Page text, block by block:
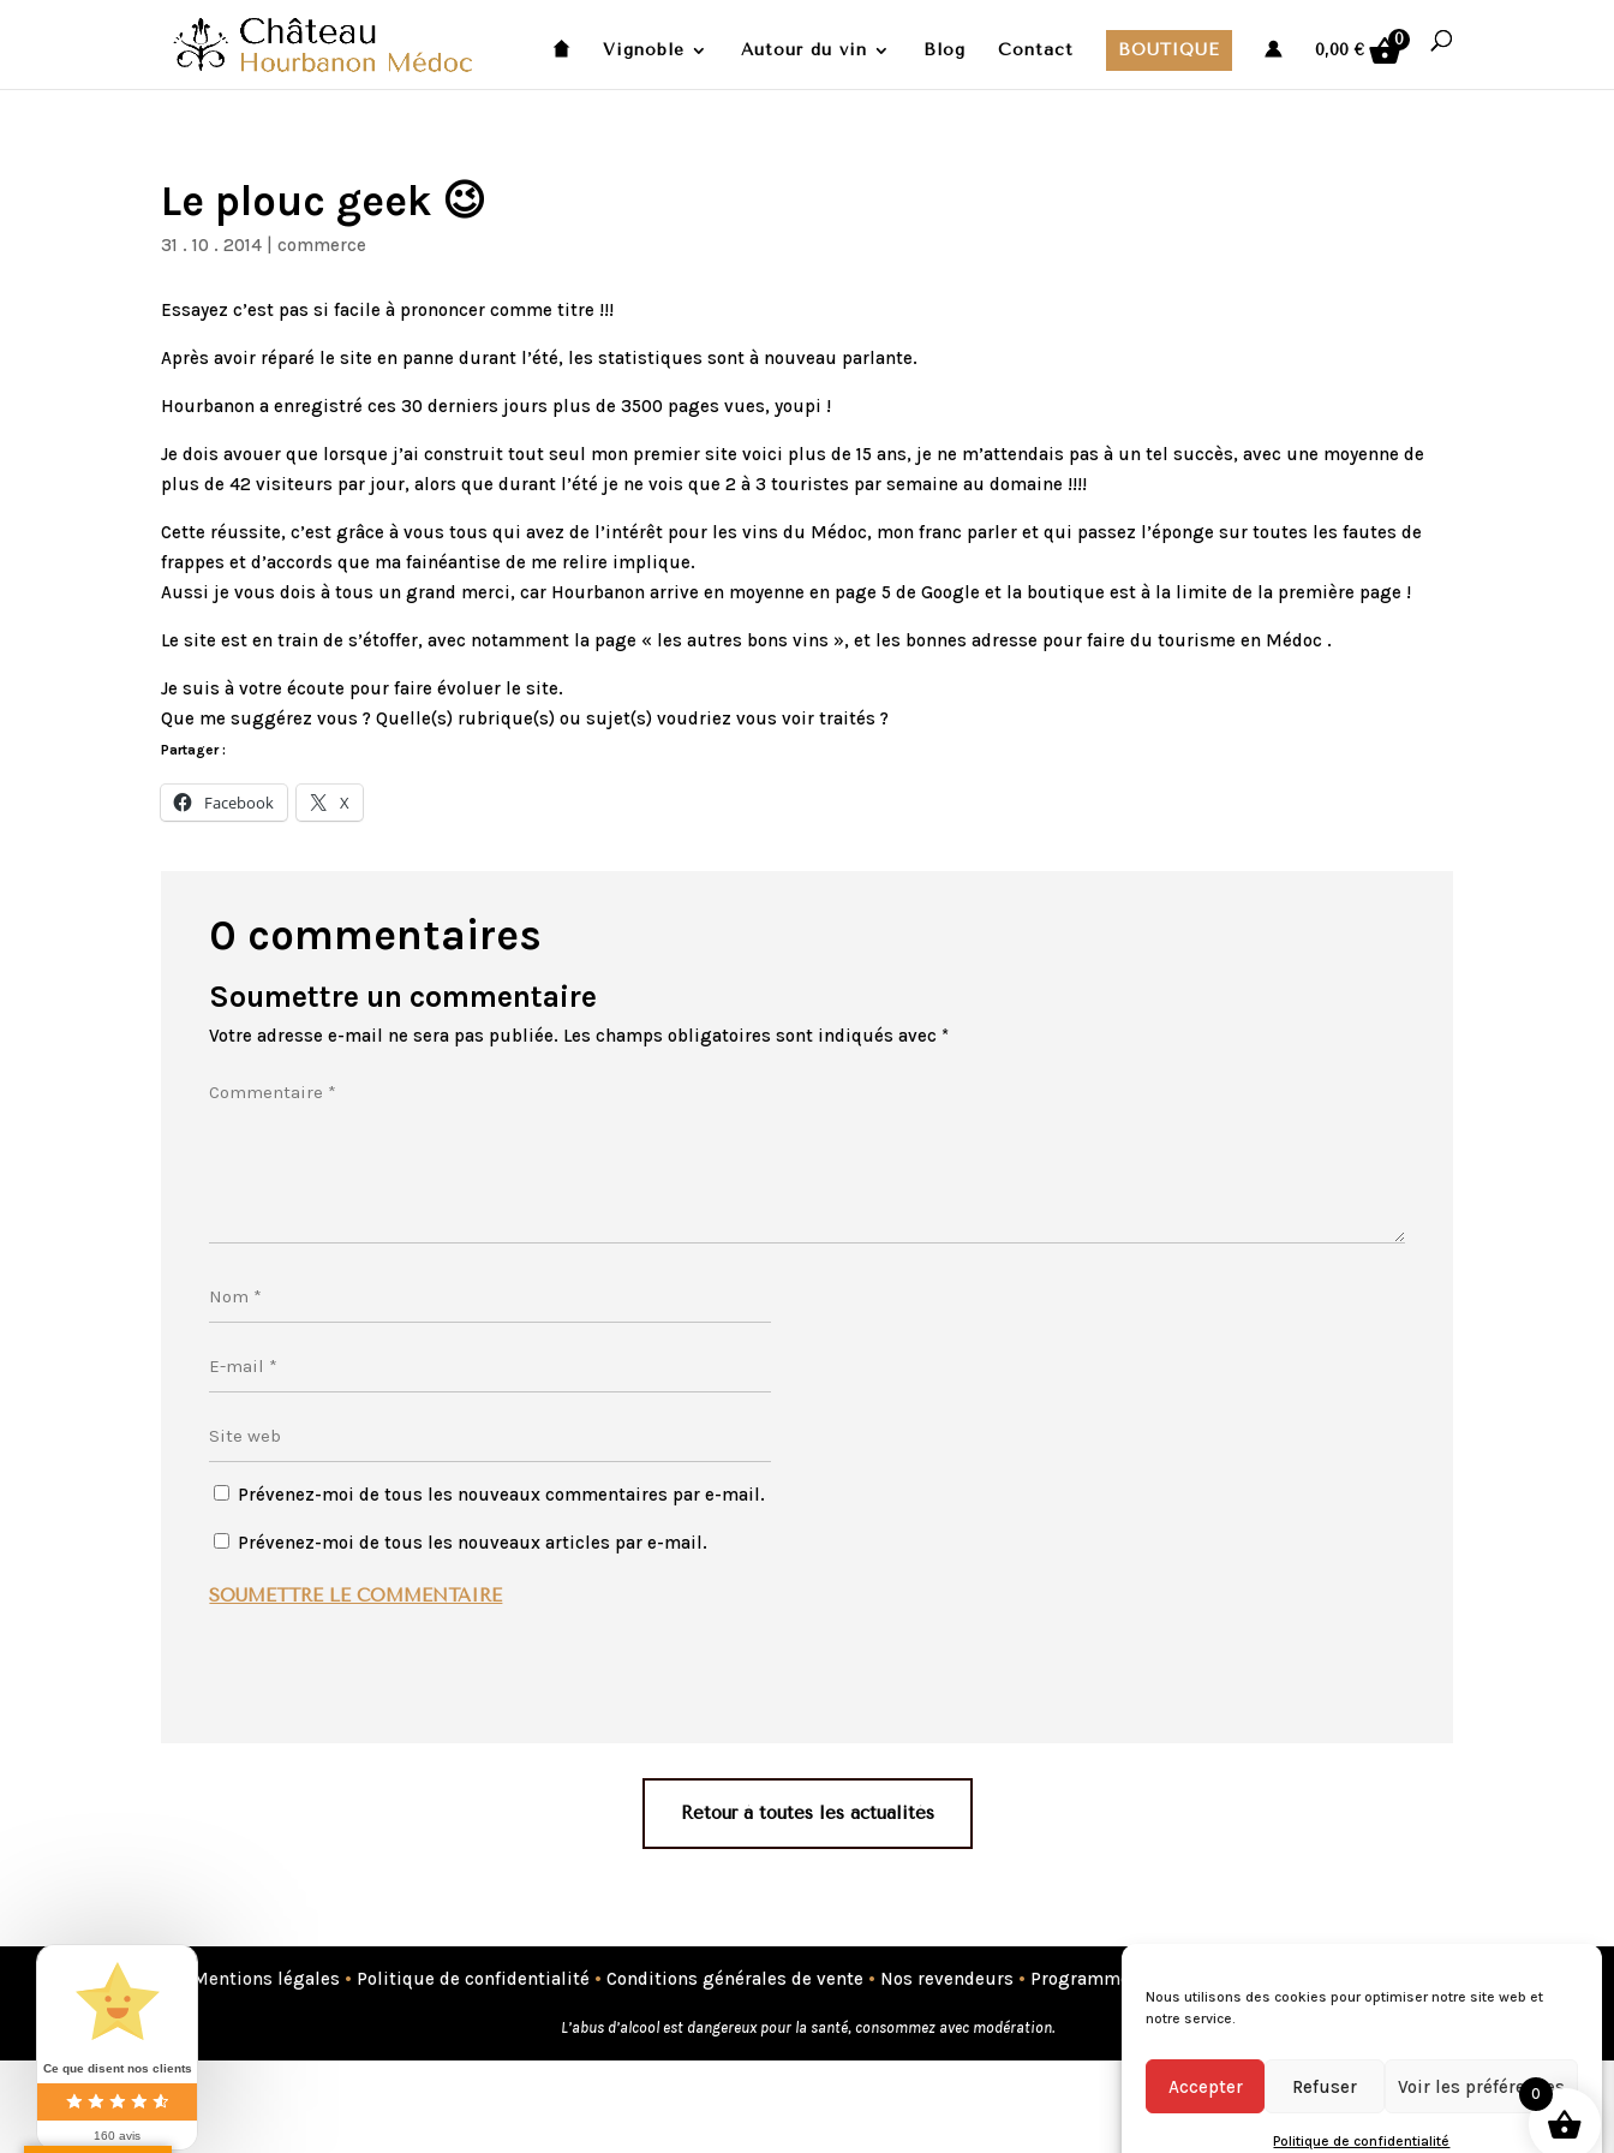
Nous utilisons des cookies pour optimiser notre site web et
notre service.
Accepter Refuser Voir les préférences
Politique de confidentialité
Vignoble Autour du vin Blog Contact BOUTIQUE 0,00€
0
Le plouc geek 😉
31 . 10 . 2014 |commerce
Essayez c’est pas si facile à prononcer comme titre !!!
Après avoir réparé le site en panne durant l’été, les statistiques sont à nouveau parlante.
Hourbanon a enregistré ces 30 derniers jours plus de 3500 pages vues, youpi !
Je dois avouer que lorsque j’ai construit tout seul mon premier site voici plus de 15 ans, je ne m’attendais pas à un tel succès, avec une moyenne de
plus de 42 visiteurs par jour, alors que durant l’été je ne vois que 2 à 3 touristes par semaine au domaine !!!!
Cette réussite, c’est grâce à vous tous qui avez de l’intérêt pour les vins du Médoc, mon franc parler et qui passez l’éponge sur toutes les fautes de
frappes et d’accords que ma fainéantise de me relire implique.
Aussi je vous dois à tous un grand merci, car Hourbanon arrive en moyenne en page 5 de Google et la boutique est à la limite de la première page !
Le site est en train de s’étoffer, avec notamment la page « les autres bons vins », et les bonnes adresse pour faire du tourisme en Médoc .
Je suis à votre écoute pour faire évoluer le site.
Que me suggérez vous ? Quelle(s) rubrique(s) ou sujet(s) voudriez vous voir traités ?
Partager :
Facebook X
0 commentaires
Soumettre un commentaire
Votre adresse e-mail ne sera pas publiée. Les champs obligatoires sont indiqués avec *
Prévenez-moi de tous les nouveaux commentaires par e-mail.
Prévenez-moi de tous les nouveaux articles par e-mail.
SOUMETTRE LE COMMENTAIRE
Retour à toutes les actualités
Mentions légales • Politique de confidentialité • Conditions générales de vente • Nos revendeurs • Programme de fidélité
L’abus d’alcool est dangereux pour la santé, consommez avec modération.
0
Ce que disent nos clients
160 avis